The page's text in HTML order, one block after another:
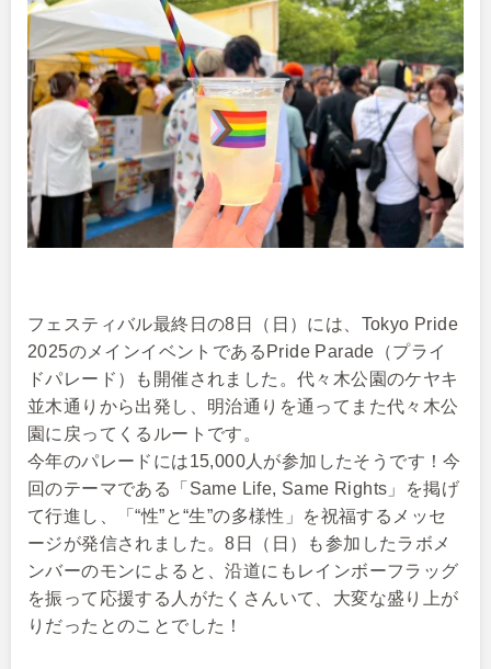
フェスティバル最終日の8日（日）には、Tokyo Pride
2025のメインイベントであるPride Parade（プライ
ドパレード）も開催されました。代々木公園のケヤキ
並木通りから出発し、明治通りを通ってまた代々木公
園に戻ってくるルートです。
今年のパレードには15,000人が参加したそうです！今
回のテーマである「Same Life, Same Rights」を掲げ
て行進し、「“性”と“生”の多様性」を祝福するメッセ
ージが発信されました。8日（日）も参加したラボメ
ンバーのモンによると、沿道にもレインボーフラッグ
を振って応援する人がたくさんいて、大変な盛り上が
りだったとのことでした！